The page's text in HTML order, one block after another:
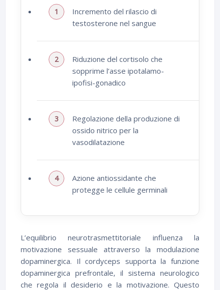
Incremento del rilascio di
testosterone nel sangue
Riduzione del cortisolo che
sopprime l’asse ipotalamo-
ipofisi-gonadico
Regolazione della produzione di
ossido nitrico per la
vasodilatazione
Azione antiossidante che
protegge le cellule germinali
L’equilibrio neurotrasmettitoriale influenza la
motivazione sessuale attraverso la modulazione
dopaminergica. Il cordyceps supporta la funzione
dopaminergica prefrontale, il sistema neurologico
che regola il desiderio e la motivazione. Questo